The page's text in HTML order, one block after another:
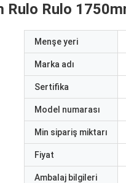
Rulo
Menşe yeri
Marka adı
Sertifika
Model numarası
Min sipariş miktarı
Fiyat
Ambalaj bilgileri